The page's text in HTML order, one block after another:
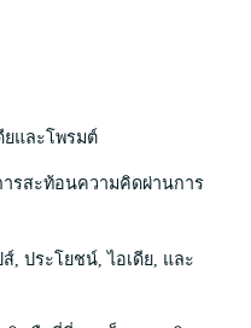
ยและโพรมต์
รสะท้อนความคิดผ่านการ
, ประโยชน์, ไอเดีย, และ